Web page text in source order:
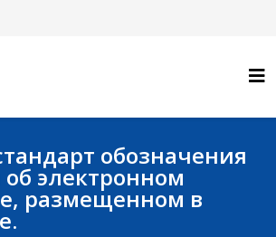
обозначения
электронном
размещенном в